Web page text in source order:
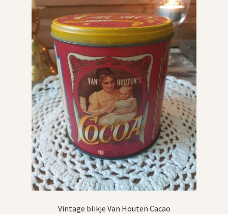
Vintage blikje Van Houten Cacao